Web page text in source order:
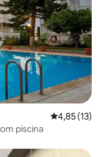
4,85 de uma
4,85 (13)
piscina